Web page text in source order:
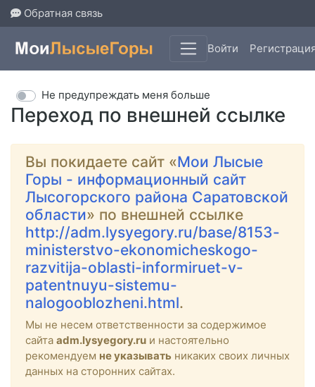
Обратная связь
Войти
Переход по внешней ссылке
Не предупреждать меня больше
Вы покидаете сайт «Мои Лысые
Горы - информационный сайт
Лысогорского района Саратовской
области» по внешней ссылке
http://adm.lysyegory.ru/base/8153-
ministerstvo-ekonomicheskogo-
razvitija-oblasti-informiruet-v-
patentnuyu-sistemu-
nalogooblozheni.html.
Мы не несем ответственности за содержимое
сайта adm.lysyegory.ru и настоятельно
рекомендуем не указывать никаких своих личных
данных на сторонних сайтах.